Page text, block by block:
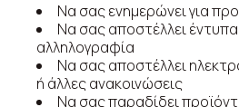
Να σας ενημερώνει για
Να σας αποστέλλει
αλληλογραφία
Να σας αποστέλλει
ή άλλες ανακοινώσεις
Να σας παραδίδει